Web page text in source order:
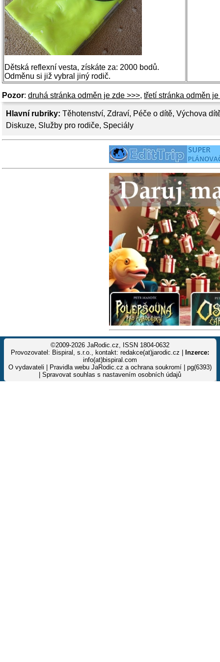
Hlavní rubriky: Těhotenství, Zdraví, Péče o dítě, Výchova
Diskuze, Služby pro rodiče, Speciály
Dětská reflexní vesta, získáte za: 2000 bodů.
Odměnu si již vybral jiný rodič.
Pozor: druhá stránka odměn je zde >>>, třetí stránka odměn
©2009-2026 JaRodic.cz, ISSN 1804-0632
Provozovatel: Bispiral, s.r.o., kontakt: redakce(at)jarodic.cz |
Inzerce:
info(at)bispiral.com
O vydavateli
Pravidla webu JaRodic.cz a ochrana soukromí | pg(6393)
Spravovat souhlas s nastavením osobních údajů